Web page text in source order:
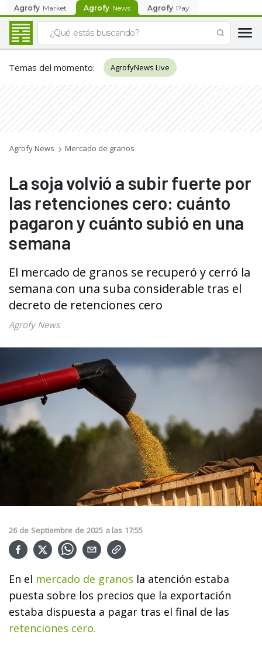
Agrofy Market Agrofy News Agrofy Pay
Temas del momento: AgrofyNews Live
Agrofy News Mercado de granos
La soja volvió a subir fuerte por
las retenciones cero: cuánto
pagaron y cuánto subió en una
semana
El mercado de granos se recuperó y cerró la
semana con una suba considerable tras el
decreto de retenciones cero
Agrofy News
26 de Septiembre de 2025 a las 17:55
En el mercado de granos la atención estaba
puesta sobre los precios que la exportación
estaba dispuesta a pagar tras el final de las
retenciones cero.